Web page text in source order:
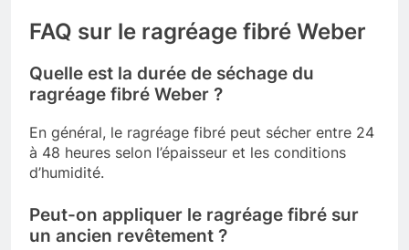
FAQ sur le ragréage fibré Weber
Quelle est la durée de séchage du
ragréage fibré Weber ?
En général, le ragréage fibré peut sécher entre 24
à 48 heures selon l’épaisseur et les conditions
d’humidité.
Peut-on appliquer le ragréage fibré sur
un ancien revêtement ?